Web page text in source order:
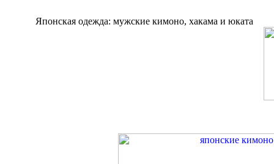
Японская одежда: мужские кимоно, хакама и юката